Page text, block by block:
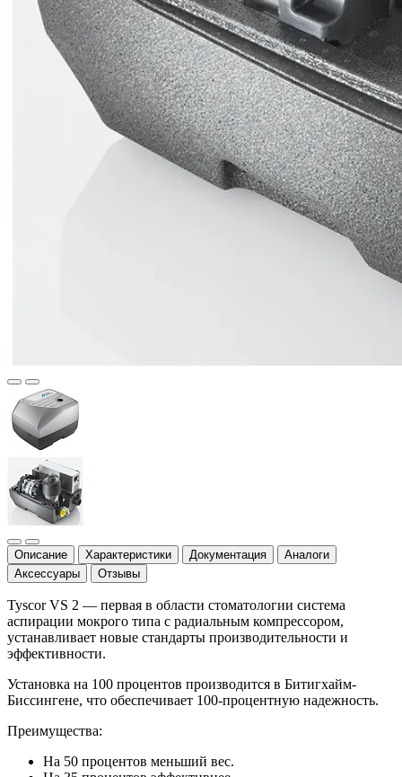
Описание Характеристики Документация
Аналоги
Аксессуары
Отзывы
Tyscor VS 2 — первая в области стоматологии система
аспирации мокрого типа с радиальным компрессором,
устанавливает новые стандарты производительности и
эффективности.
Установка на 100 процентов производится в Битигхайм-
Биссингене, что обеспечивает 100-процентную надежность.
Преимущества:
На 50 процентов меньший вес.